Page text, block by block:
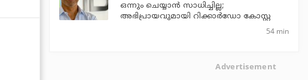
ഒന്നും ചെയ്യാന്‍ സാധിച്ചില്ല;
അഭിപ്രായവുമായി റിക്കാര്‍ഡോ കോസ്റ്റ
54 min
Advertisement